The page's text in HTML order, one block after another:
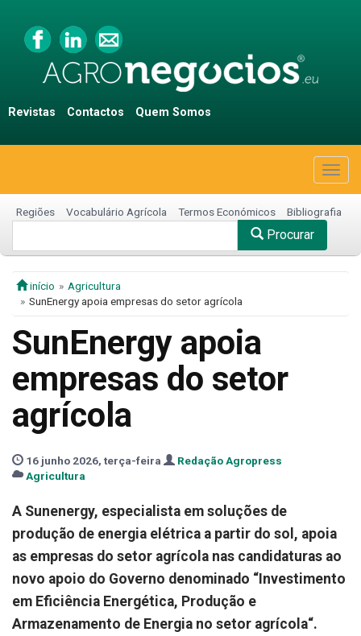
Revistas Contactos Quem Somos
Regiões Vocabulário Agrícola Termos Económicos Bibliografia
Procurar
início
Agricultura
SunEnergy apoia empresas do setor agrícola
SunEnergy apoia
empresas do setor
agrícola
16 junho 2026, terça-feira
Redação Agropress
Agricultura
A Sunenergy, especialista em soluções de
produção de energia elétrica a partir do sol, apoia
as empresas do setor agrícola nas candidaturas ao
novo apoio do Governo denominado “Investimento
em Eficiência Energética, Produção e
Armazenamento de Energia no setor agrícola“.